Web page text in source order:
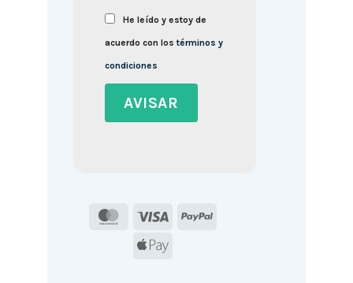
He leído y estoy de
acuerdo con lostérminos y
condiciones
MasterCard
Visa
PayPal
Apple